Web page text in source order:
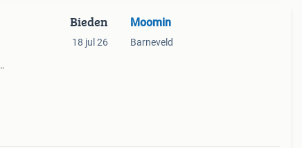
Bieden
18 jul 26
Moomin
Barneveld